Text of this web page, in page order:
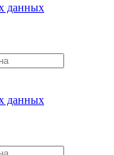
данных
данных